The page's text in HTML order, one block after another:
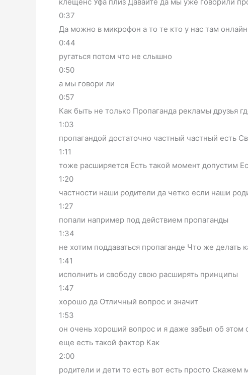
0:37
Да можно в микрофон а то те кто у нас там
0:44
ругаться потом что не слышно
0:50
а мы говори ли
0:57
Как быть не только Пропаганда рекламы друзья
1:03
пропагандой достаточно частный частный есть
1:11
тоже расширяется Есть такой момент допустим
1:20
частности наши родители да четко если наши
1:27
попали например под действием пропаганды
1:34
не хотим поддаваться пропаганде Что же делать
1:41
исполнить и свободу свою расширять принципы
1:47
хорошо да Отличный вопрос и значит
1:53
он очень хороший вопрос и я даже забыл об
еще есть такой фактор Как
2:00
родители и дети то есть вот есть просто Скажем